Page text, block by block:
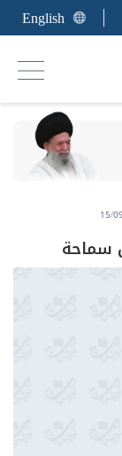
English
15/
سماحة